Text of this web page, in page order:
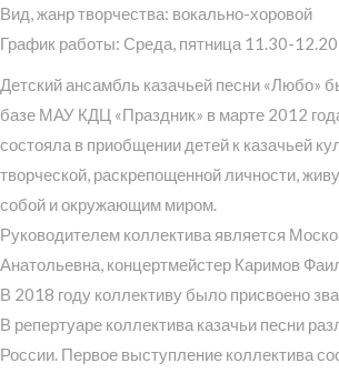
Вид, жанр творчества: вокально-хоровой
График работы: Среда, пятница 11.30-12.20
Детский ансамбль казачьей песни «Любо»
базе МАУ КДЦ «Праздник» в марте 2012
состояла в приобщении детей к казачьей
творческой, раскрепощенной личности,
собой и окружающим миром.
Руководителем коллектива является
Анатольевна, концертмейстер Каримов
В 2018 году коллективу было присвоено
В репертуаре коллектива казачьи песни
России. Первое выступление коллектива